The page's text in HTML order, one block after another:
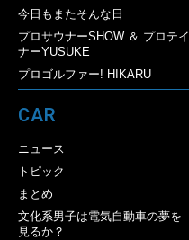
今日もまたそんな日
プロサウナーSHOW ＆ プロテイ
ナーYUSUKE
プロゴルファー! HIKARU
CAR
ニュース
トピック
まとめ
文化系男子は電気自動車の夢を
見るか？